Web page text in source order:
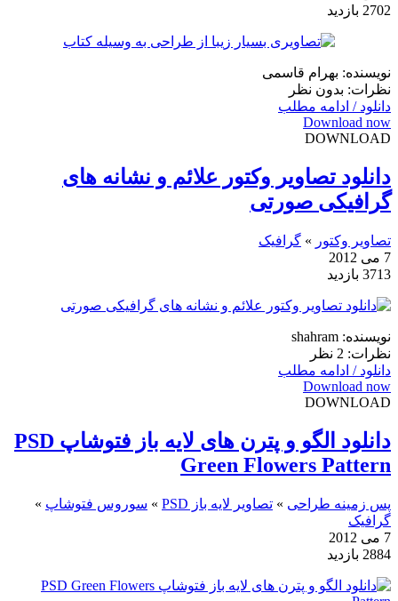
2702 بازدید
نویسنده: بهرام قاسمی
نظرات: بدون نظر
دانلود / ادامه مطلب
Download now
DOWNLOAD
دانلود تصاویر وکتور علائم و نشانه های
گرافیکی صورتی
تصاویر وکتور » گرافیک
7 می 2012
3713 بازدید
نویسنده: shahram
نظرات: 2 نظر
دانلود / ادامه مطلب
Download now
DOWNLOAD
دانلود الگو و پترن های لایه باز فتوشاپ PSD
Green Flowers Pattern
پس زمینه طراحی » تصاویر لایه باز PSD » سوروس فتوشاپ »
گرافیک
7 می 2012
2884 بازدید